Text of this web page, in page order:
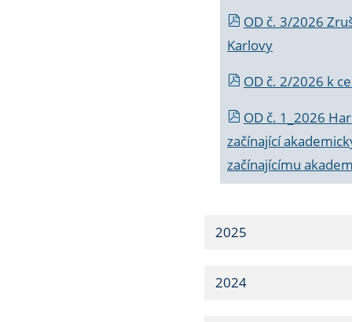
OD č. 3/2026
Karlovy
OD č. 2/2026 k
OD č. 1_2026
začínající
začínajícímu
2025
2024